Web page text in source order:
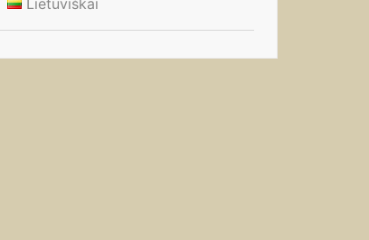
Lietuviškai